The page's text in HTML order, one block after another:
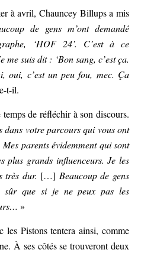
à avril, Chauncey Billups a mis
de gens m’ont demandé
‘HOF 24’. C’est à ce
suis dit : ‘Bon sang, c’est ça.
oui, c’est un peu fou, mec. Ça
t-il.
de réfléchir à son discours.
dans votre parcours qui vous ont
parents évidemment qui sont
plus grands influenceurs. Je les
très dur. […] Beaucoup de gens
sûr que si je ne peux pas les
»
Pistons tentera ainsi, comme
À ses côtés se trouveront deux